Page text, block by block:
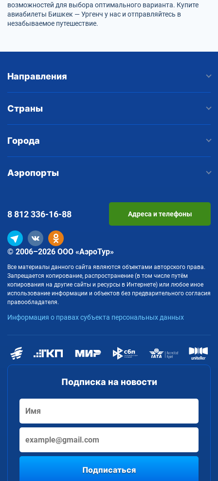
возможностей для выбора оптимального варианта. Купите
авиабилеты Бишкек — Ургенч у нас и отправляйтесь в
незабываемое путешествие.
Направления
Страны
Города
Аэропорты
Подписка на новости
Подписаться
© 2006–2026 ООО «АэроТур»
Все материалы данного сайта являются объектами авторского права.
Запрещается копирование, распространение (в том числе путём
копирования на другие сайты и ресурсы в Интернете) или любое иное
использование информации и объектов без предварительного согласия
правообладателя.
Информация о правах субъекта персональных данных
8 812336-16-88 Адреса и телефоны